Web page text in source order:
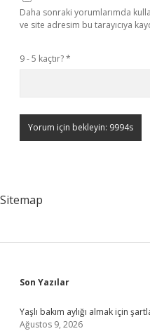
Daha sonraki yorumlarımda
ve site adresim bu tarayıcıya
9 - 5 kaçtır?*
Sitemap
Sidebar
Son Yazılar
Yaşlı bakım aylığı almak için
Ağustos 9, 2026